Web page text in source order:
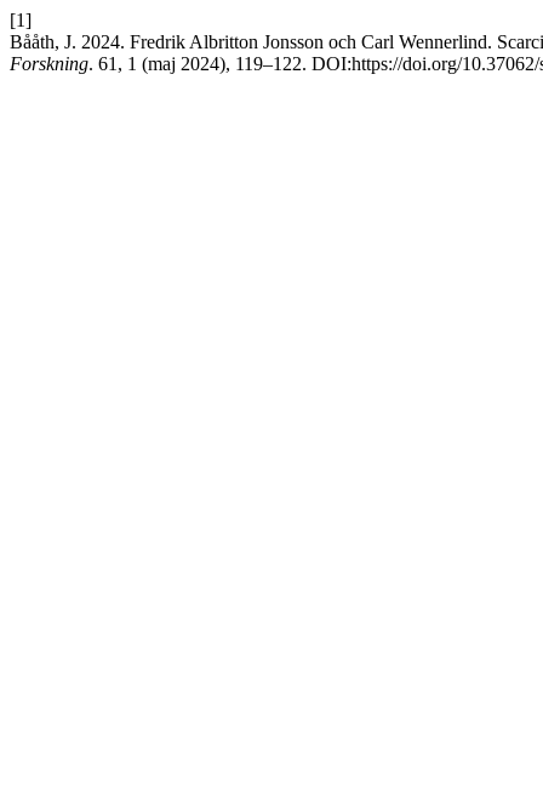
[1]
Bååth, J. 2024. Fredrik Albritton Jonsson och Carl Wennerlind.
Forskning. 61, 1 (maj 2024), 119–122. DOI:https://doi.org/